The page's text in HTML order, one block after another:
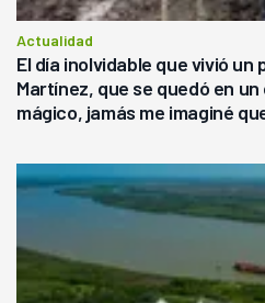
Actualidad
El día inolvidable que vivió
Martínez, que se quedó en
mágico, jamás me imaginé